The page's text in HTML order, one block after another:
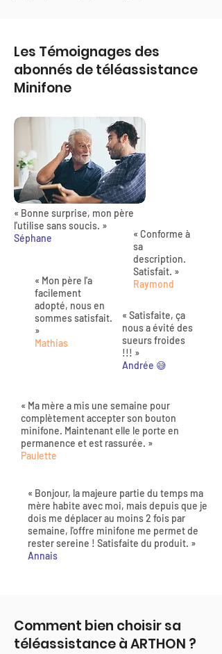
Les Témoignages des
abonnés de téléassistance
Minifone
« Bonne surprise, mon père
l'utilise sans soucis. »
Séphane
« Mon père l'a
facilement
adopté, nous en
sommes satisfait.
»
Mathias
« Conforme à
sa
description.
Satisfait. »
Raymond
« Satisfaite, ça
nous a évité des
sueurs froides
!!! »
Andrée 😅
« Ma mère a mis une semaine pour
complètement accepter son bouton
minifone. Maintenant elle le porte en
permanence et est rassurée. »
Paulette
« Bonjour, la majeure partie du temps ma
mère habite avec moi, mais depuis que je
dois me déplacer au moins 2 fois par
semaine, l'offre minifone me permet de
rester sereine ! Satisfaite du produit. »
Annais
Comment bien choisir sa
téléassistance à ARTHON ?